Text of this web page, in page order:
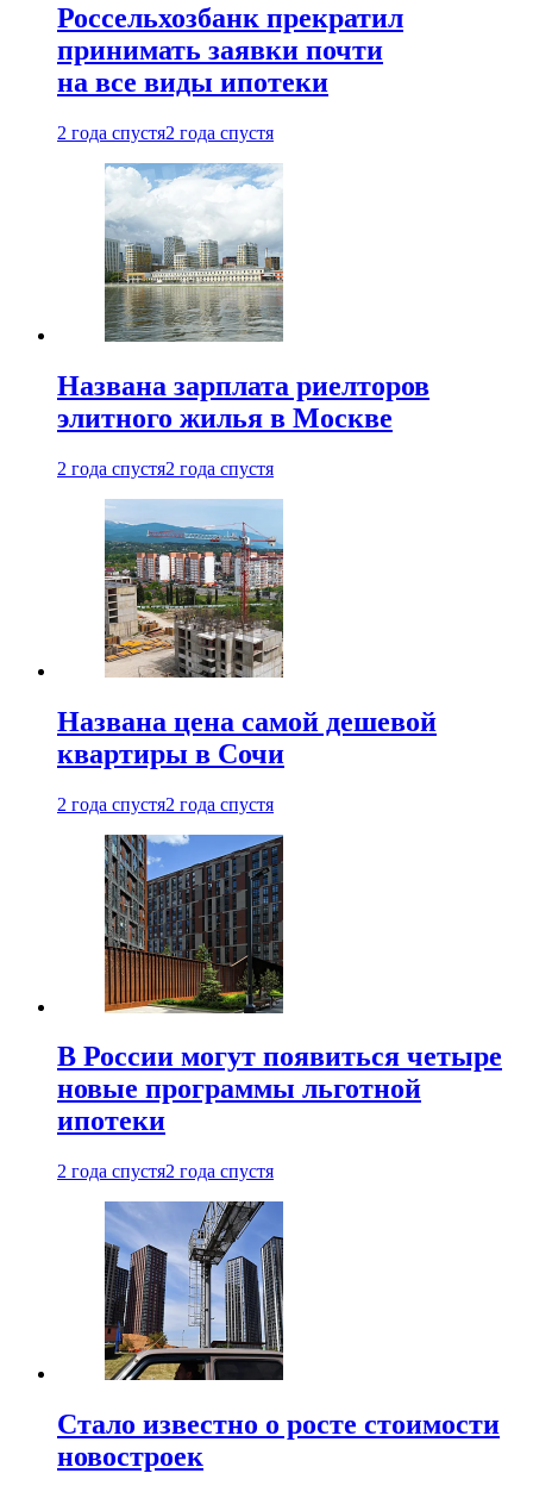
Россельхозбанк прекратил
принимать заявки почти
на все виды ипотеки
2 года спустя2 года спустя
Названа зарплата риелторов
элитного жилья в Москве
2 года спустя2 года спустя
Названа цена самой дешевой
квартиры в Сочи
2 года спустя2 года спустя
В России могут появиться четыре
новые программы льготной
ипотеки
2 года спустя2 года спустя
Стало известно о росте стоимости
новостроек